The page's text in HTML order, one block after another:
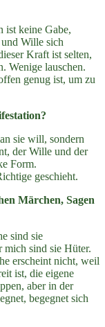
ist keine Gabe,
Wille sich
Kraft ist selten,
Wenige lauschen.
genug ist, um zu
sie will, sondern
der Wille und der
Form.
geschieht.
Märchen, Sagen
sind sie
mich sind sie Hüter.
erscheint nicht, weil
ist, die eigene
aber in der
begegnet sich